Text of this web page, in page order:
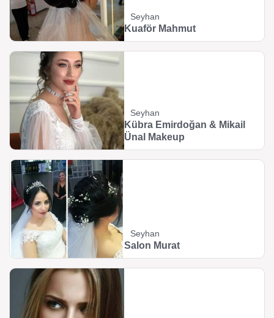
Seyhan
Kuaför Mahmut
Seyhan
Kübra Emirdoğan & Mikail
Ünal Makeup
Seyhan
Salon Murat